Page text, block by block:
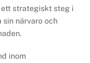
strategiskt steg i
närvaro och
inom